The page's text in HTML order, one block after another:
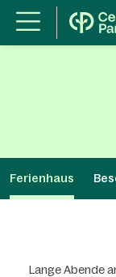
Ferienhaus
Lange Abende